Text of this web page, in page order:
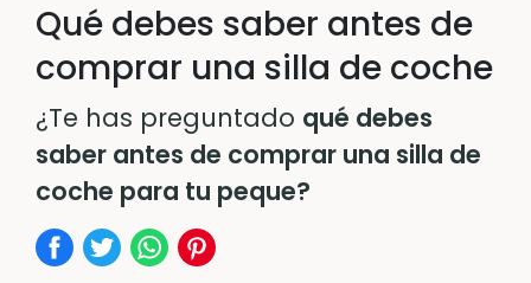
Qué debes saber antes de
comprar una silla de coche
¿Te has preguntado qué debes
saber antes de comprar una silla de
coche para tu peque?